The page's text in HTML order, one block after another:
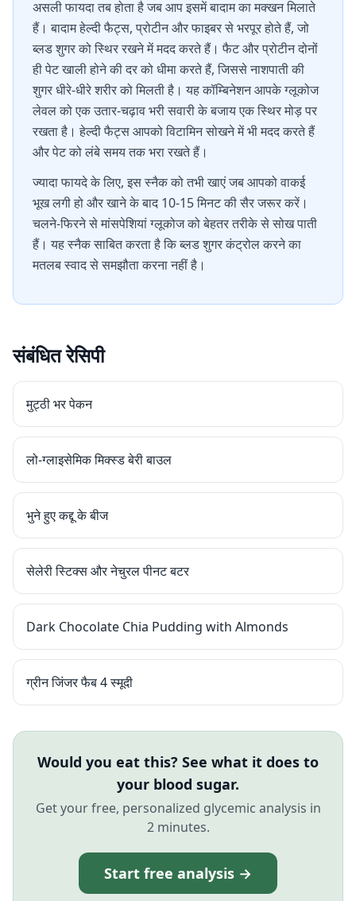
असली फायदा तब होता है जब आप इसमें बादाम का मक्खन मिलाते
हैं। बादाम हेल्दी फैट्स, प्रोटीन और फाइबर से भरपूर होते हैं, जो
ब्लड शुगर को स्थिर रखने में मदद करते हैं। फैट और प्रोटीन दोनों
ही पेट खाली होने की दर को धीमा करते हैं, जिससे नाशपाती की
शुगर धीरे-धीरे शरीर को मिलती है। यह कॉम्बिनेशन आपके ग्लूकोज
लेवल को एक उतार-चढ़ाव भरी सवारी के बजाय एक स्थिर मोड़ पर
रखता है। हेल्दी फैट्स आपको विटामिन सोखने में भी मदद करते हैं
और पेट को लंबे समय तक भरा रखते हैं।
ज्यादा फायदे के लिए, इस स्नैक को तभी खाएं जब आपको वाकई
भूख लगी हो और खाने के बाद 10-15 मिनट की सैर जरूर करें।
चलने-फिरने से मांसपेशियां ग्लूकोज को बेहतर तरीके से सोख पाती
हैं। यह स्नैक साबित करता है कि ब्लड शुगर कंट्रोल करने का
मतलब स्वाद से समझौता करना नहीं है।
संबंधित रेसिपी
मुट्ठी भर पेकन
लो-ग्लाइसेमिक मिक्स्ड बेरी बाउल
भुने हुए कद्दू के बीज
सेलेरी स्टिक्स और नेचुरल पीनट बटर
Dark Chocolate Chia Pudding with Almonds
ग्रीन जिंजर फैब 4 स्मूदी
Would you eat this? See what it does to
your blood sugar.
Get your free, personalized glycemic analysis in
2 minutes.
Start free analysis →